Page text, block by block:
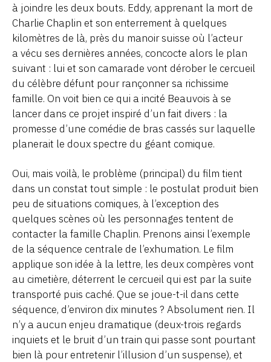
à joindre les deux bouts. Eddy, apprenant la mort de
Charlie Chaplin et son enterrement à quelques
kilomètres de là, près du manoir suisse où l’acteur
a vécu ses dernières années, concocte alors le plan
suivant : lui et son camarade vont dérober le cercueil
du célèbre défunt pour rançonner sa richissime
famille. On voit bien ce qui a incité Beauvois à se
lancer dans ce projet inspiré d’un fait divers : la
promesse d’une comédie de bras cassés sur laquelle
planerait le doux spectre du géant comique.
Oui, mais voilà, le problème (principal) du film tient
dans un constat tout simple : le postulat produit bien
peu de situations comiques, à l’exception des
quelques scènes où les personnages tentent de
contacter la famille Chaplin. Prenons ainsi l’exemple
de la séquence centrale de l’exhumation. Le film
applique son idée à la lettre, les deux compères vont
au cimetière, déterrent le cercueil qui est par la suite
transporté puis caché. Que se joue-t-il dans cette
séquence, d’environ dix minutes ? Absolument rien. Il
n’y a aucun enjeu dramatique (deux-trois regards
inquiets et le bruit d’un train qui passe sont pourtant
bien là pour entretenir l’illusion d’un suspense), et